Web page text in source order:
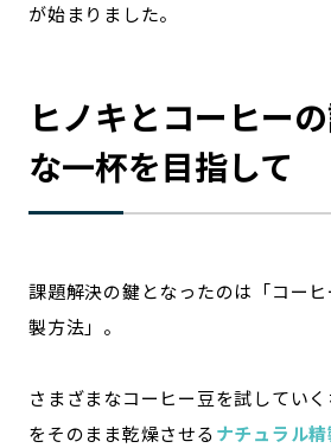
が始まりました。
ヒノキとコーヒー
な一杯を目指して
課題解決の鍵となったのは「コー
製方法」。
さまざまなコーヒー豆を試してい
をそのまま乾燥させるナチュラル